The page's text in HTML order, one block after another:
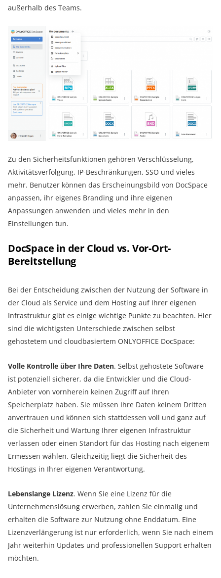
außerhalb des Teams.
Zu den Sicherheitsfunktionen gehören Verschlüsselung,
Aktivitätsverfolgung, IP-Beschränkungen, SSO und vieles
mehr. Benutzer können das Erscheinungsbild von DocSpace
anpassen, ihr eigenes Branding und ihre eigenen
Anpassungen anwenden und vieles mehr in den
Einstellungen tun.
DocSpace in der Cloud vs. Vor-Ort-
Bereitstellung
Bei der Entscheidung zwischen der Nutzung der Software in
der Cloud als Service und dem Hosting auf Ihrer eigenen
Infrastruktur gibt es einige wichtige Punkte zu beachten. Hier
sind die wichtigsten Unterschiede zwischen selbst
gehostetem und cloudbasiertem ONLYOFFICE DocSpace:
Volle Kontrolle über Ihre Daten. Selbst gehostete Software
ist potenziell sicherer, da die Entwickler und die Cloud-
Anbieter von vornherein keinen Zugriff auf Ihren
Speicherplatz haben. Sie müssen Ihre Daten keinem Dritten
anvertrauen und können sich stattdessen voll und ganz auf
die Sicherheit und Wartung Ihrer eigenen Infrastruktur
verlassen oder einen Standort für das Hosting nach eigenem
Ermessen wählen. Gleichzeitig liegt die Sicherheit des
Hostings in Ihrer eigenen Verantwortung.
Lebenslange Lizenz. Wenn Sie eine Lizenz für die
Unternehmenslösung erwerben, zahlen Sie einmalig und
erhalten die Software zur Nutzung ohne Enddatum. Eine
Lizenzverlängerung ist nur erforderlich, wenn Sie nach einem
Jahr weiterhin Updates und professionellen Support erhalten
möchten.